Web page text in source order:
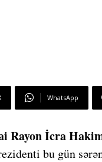
WhatsApp
Rayon İcra
bu gün